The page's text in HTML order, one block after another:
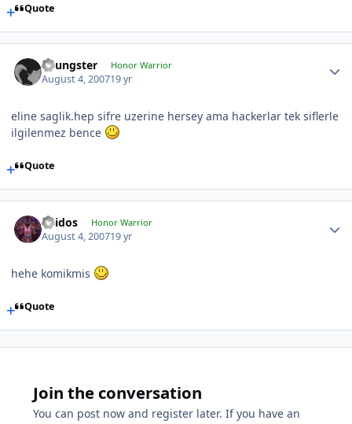
Quote
Youngster Honor Warrior
August 4, 200719 yr
eline saglik.hep sifre uzerine hersey ama hackerlar tek siflerle
ilgilenmez bence
Quote
Thidos Honor Warrior
August 4, 200719 yr
hehe komikmis
Quote
Join the conversation
You can post now and register later. If you have an